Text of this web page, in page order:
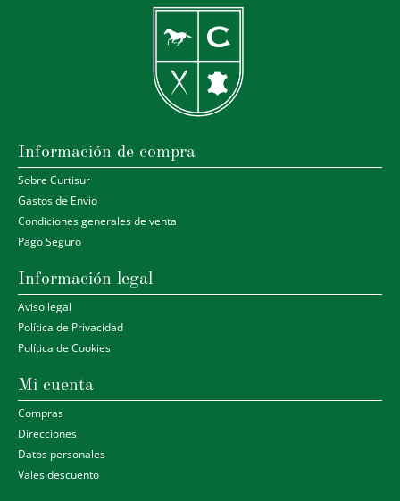
Información de compra
Sobre Curtisur
Gastos de Envio
Condiciones generales de venta
Pago Seguro
Información legal
Aviso legal
Política de Privacidad
Política de Cookies
Mi cuenta
Compras
Direcciones
Datos personales
Vales descuento